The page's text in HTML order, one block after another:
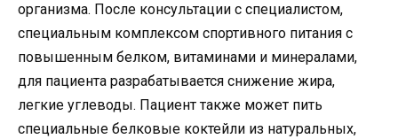
организма. После консультации с специалистом,
специальным комплексом спортивного питания с
повышенным белком, витаминами и минералами,
для пациента разрабатывается снижение жира,
легкие углеводы. Пациент также может пить
специальные белковые коктейли из натуральных,